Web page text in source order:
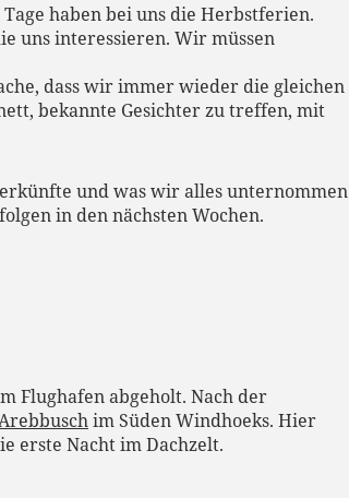
haben bei uns die Herbstferien.
uns interessieren. Wir müssen
dass wir immer wieder die gleichen
bekannte Gesichter zu treffen, mit
und was wir alles unternommen
in den nächsten Wochen.
Flughafen abgeholt. Nach der
im Süden Windhoeks. Hier
erste Nacht im Dachzelt.